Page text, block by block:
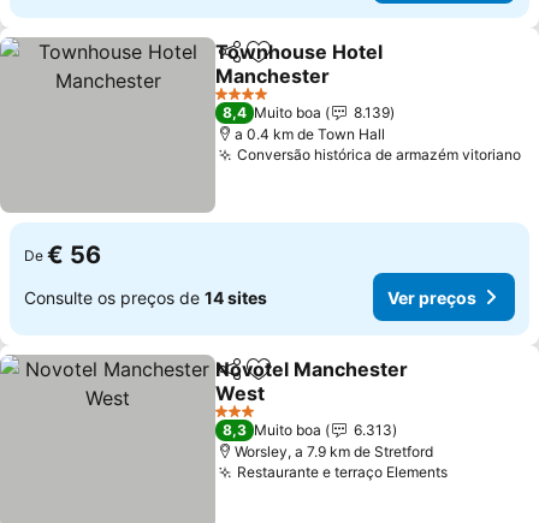
PartilharAdicionar aos favoritos
Townhouse Hotel
Manchester
4 Estrelas
8,4 Muito boa
8.139
a 0.4 km de Town Hall
Conversão histórica de armazém vitoriano
De € 56
Consulte os preços de 14 sites Ver preços
PartilharAdicionar aos favoritos
Novotel Manchester
West
3 Estrelas
8,3 Muito boa
6.313
Worsley, a 7.9 km de Stretford
Restaurante e terraço Elements